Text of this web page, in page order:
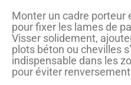
Monter un cadre porteur
pour fixer les lames de
Visser solidement,
plots béton ou chevilles
indispensable dans les
pour éviter